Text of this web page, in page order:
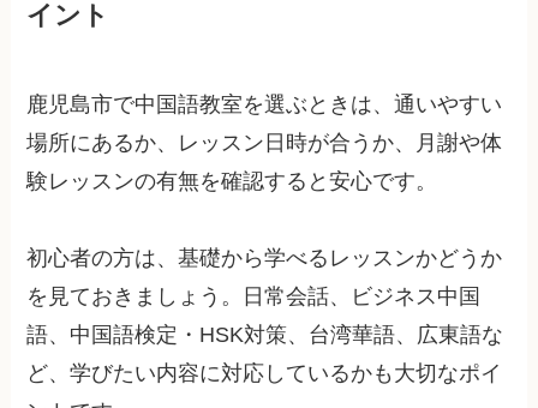
イント
鹿児島市で中国語教室を選ぶときは、通いやすい
場所にあるか、レッスン日時が合うか、月謝や体
験レッスンの有無を確認すると安心です。
初心者の方は、基礎から学べるレッスンかどうか
を見ておきましょう。日常会話、ビジネス中国
語、中国語検定・HSK対策、台湾華語、広東語な
ど、学びたい内容に対応しているかも大切なポイ